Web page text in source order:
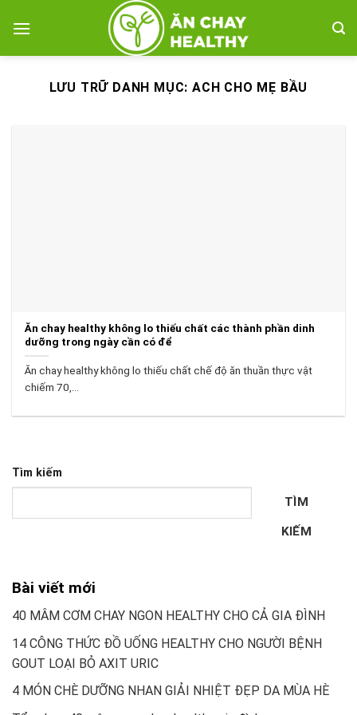
qua
LƯU TRỮ DANH MỤC:ACH CHO MẸ BẦU
Ăn chay healthy không lo thiếu chất các thành phần dinh
dưỡng trong ngày cần có để
Ăn chay healthy không lo thiếu chất chế độ ăn thuần thực vật
chiếm 70,...
Tìm kiếm
TÌM
KIẾM
Bài viết mới
40 MÂM CƠM CHAY NGON HEALTHY CHO CẢ GIA ĐÌNH
14 CÔNG THỨC ĐỒ UỐNG HEALTHY CHO NGƯỜI BỆNH
GOUT LOẠI BỎ AXIT URIC
4 MÓN CHÈ DƯỠNG NHAN GIẢI NHIỆT ĐẸP DA MÙA HÈ